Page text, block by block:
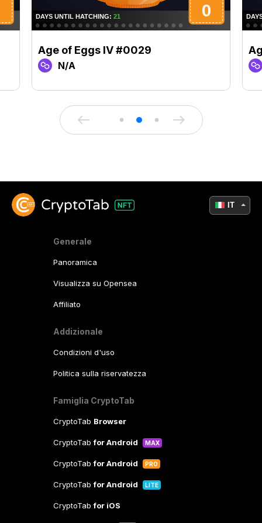
Age of Eggs IV #0029
N/A
Generale
Panoramica
Visualizza su Opensea
Affiliato
Addizionale
Condizioni d'uso
Politica sulla riservatezza
Famiglia CryptoTab
CryptoTab Browser
CryptoTabfor Android MAX
CryptoTabfor Android PRO
CryptoTabfor Android LITE
CryptoTabfor iOS
IT